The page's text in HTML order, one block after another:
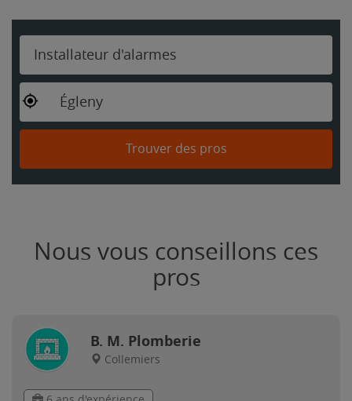
Installateur d'alarmes
Égleny
Trouver des pros
Nous vous conseillons ces
pros
B. M. Plomberie
Collemiers